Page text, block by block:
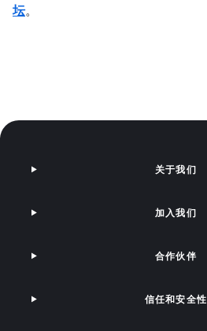
坛。
关于我们
加入我们
合作伙伴
信任和安全性